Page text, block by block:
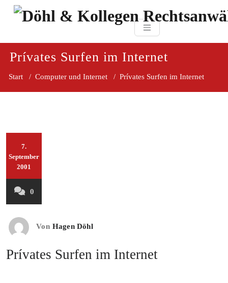
Zum
Döhl & Kollegen
Prívates Surfen im Internet
Start / Computer und Internet / Prívates Surfen im Internet
7.
September
2001
0
Von Hagen Döhl
Prívates Surfen im Internet